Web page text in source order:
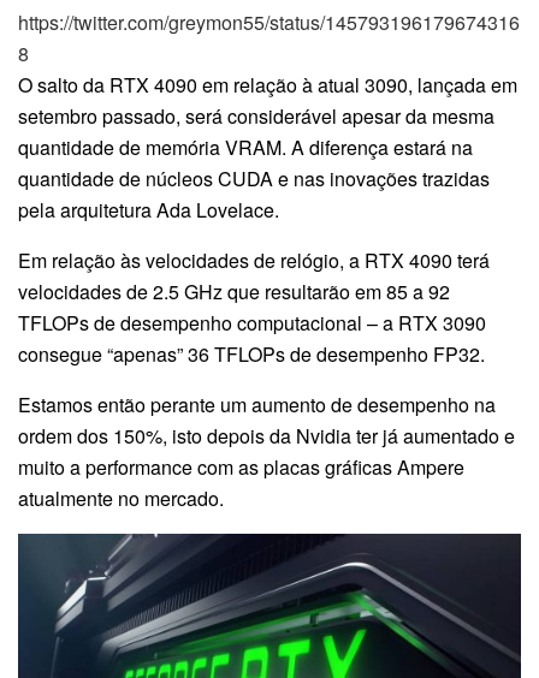
https://twitter.com/greymon55/status/145793196179674316
8
O salto da RTX 4090 em relação à atual 3090, lançada em
setembro passado, será considerável apesar da mesma
quantidade de memória VRAM. A diferença estará na
quantidade de núcleos CUDA e nas inovações trazidas
pela arquitetura Ada Lovelace.
Em relação às velocidades de relógio, a RTX 4090 terá
velocidades de 2.5 GHz que resultarão em 85 a 92
TFLOPs de desempenho computacional – a RTX 3090
consegue “apenas” 36 TFLOPs de desempenho FP32.
Estamos então perante um aumento de desempenho na
ordem dos 150%, isto depois da Nvidia ter já aumentado e
muito a performance com as placas gráficas Ampere
atualmente no mercado.